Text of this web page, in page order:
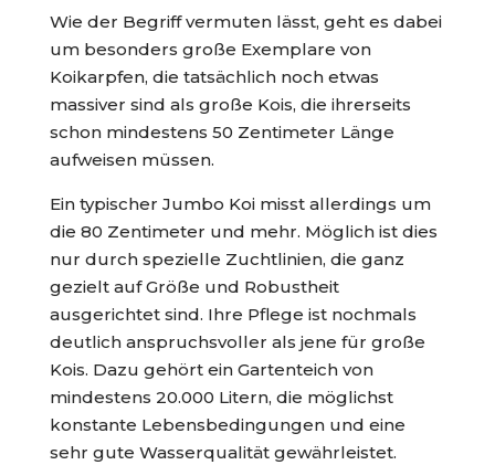
Wie der Begriff vermuten lässt, geht es dabei
um besonders große Exemplare von
Koikarpfen, die tatsächlich noch etwas
massiver sind als große Kois, die ihrerseits
schon mindestens 50 Zentimeter Länge
aufweisen müssen.
Ein typischer Jumbo Koi misst allerdings um
die 80 Zentimeter und mehr. Möglich ist dies
nur durch spezielle Zuchtlinien, die ganz
gezielt auf Größe und Robustheit
ausgerichtet sind. Ihre Pflege ist nochmals
deutlich anspruchsvoller als jene für große
Kois. Dazu gehört ein Gartenteich von
mindestens 20.000 Litern, die möglichst
konstante Lebensbedingungen und eine
sehr gute Wasserqualität gewährleistet.